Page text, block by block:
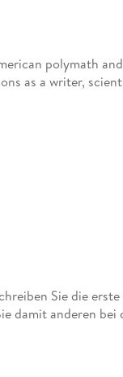
polymath
as a writer,
Sie die
damit anderen bei